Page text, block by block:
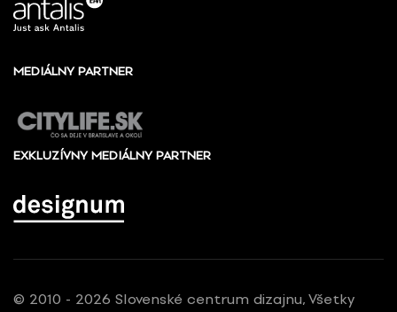
MEDIÁLNY PARTNER
EXKLUZÍVNY MEDIÁLNY PARTNER
© 2010 - 2026 Slovenské centrum dizajnu, Všetky